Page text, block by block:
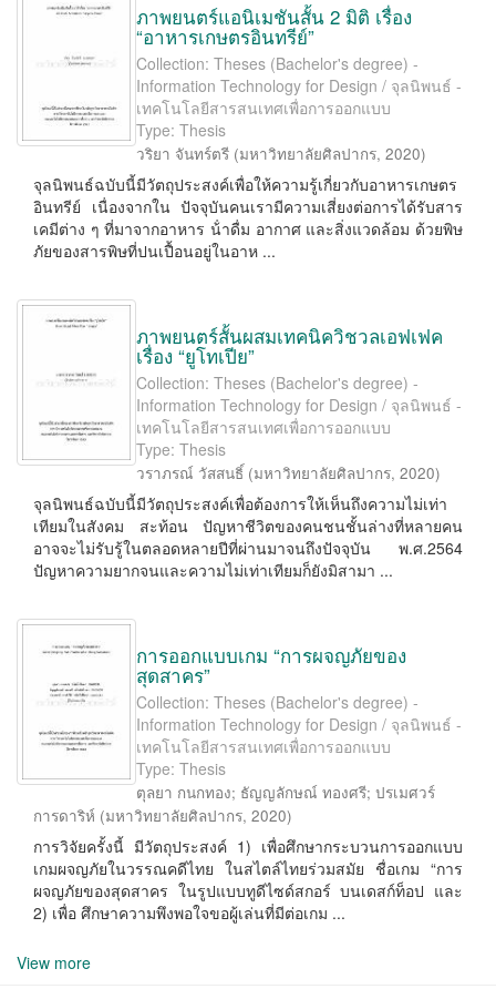
ภาพยนตร์แอนิเมชันสั้น 2 มิติ เรื่อง
“อาหารเกษตรอินทรีย์”
Collection: Theses (Bachelor's degree) -
Information Technology for Design / จุลนิพนธ์ -
เทคโนโลยีสารสนเทศเพื่อการออกแบบ
Type: Thesis
วริยา จันทร์ตรี (มหาวิทยาลัยศิลปากร, 2020)
จุลนิพนธ์ฉบับนี้มีวัตถุประสงค์เพื่อให้ความรู้เกี่ยวกับอาหารเกษตร
อินทรีย์ เนื่องจากใน ปัจจุบันคนเรามีความเสี่ยงต่อการได้รับสาร
เคมีต่าง ๆ ที่มาจากอาหาร น้ําดื่ม อากาศ และสิ่งแวดล้อม ด้วยพิษ
ภัยของสารพิษที่ปนเปื้อนอยู่ในอาห ...
ภาพยนตร์สั้นผสมเทคนิควิชวลเอฟเฟค
เรื่อง “ยูโทเปีย”
Collection: Theses (Bachelor's degree) -
Information Technology for Design / จุลนิพนธ์ -
เทคโนโลยีสารสนเทศเพื่อการออกแบบ
Type: Thesis
วราภรณ์ วัสสนธิ์ (มหาวิทยาลัยศิลปากร, 2020)
จุลนิพนธ์ฉบับนี้มีวัตถุประสงค์เพื่อต้องการให้เห็นถึงความไม่เท่า
เทียมในสังคม สะท้อน ปัญหาชีวิตของคนชนชั้นล่างที่หลายคน
อาจจะไม่รับรู้ในตลอดหลายปีที่ผ่านมาจนถึงปัจจุบัน พ.ศ.2564
ปัญหาความยากจนและความไม่เท่าเทียมก็ยังมิสามา ...
การออกแบบเกม “การผจญภัยของ
สุดสาคร”
Collection: Theses (Bachelor's degree) -
Information Technology for Design / จุลนิพนธ์ -
เทคโนโลยีสารสนเทศเพื่อการออกแบบ
Type: Thesis
ตุลยา กนกทอง; ธัญญลักษณ์ ทองศรี; ปรเมศวร์
การดาริห์ (มหาวิทยาลัยศิลปากร, 2020)
การวิจัยครั้งนี้ มีวัตถุประสงค์ 1) เพื่อศึกษากระบวนการออกแบบ
เกมผจญภัยในวรรณคดีไทย ในสไตล์ไทยร่วมสมัย ชื่อเกม “การ
ผจญภัยของสุดสาคร ในรูปแบบทูดีไซด์สกอร์ บนเดสก์ท็อป และ
2) เพื่อ ศึกษาความพึงพอใจขอผู้เล่นที่มีต่อเกม ...
View more